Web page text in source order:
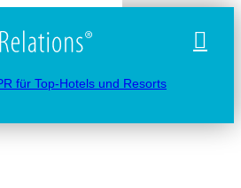
für Top-Hotels und Resorts